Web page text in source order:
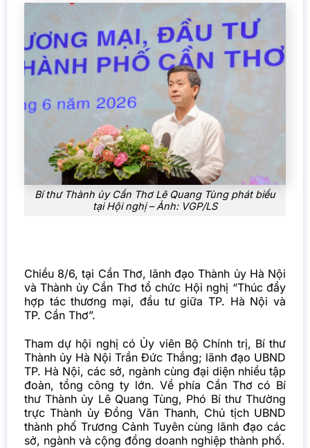
Bí thư Thành ủy Cần Thơ Lê Quang Tùng phát biểu
tại Hội nghị – Ảnh: VGP/LS
Chiều 8/6, tại Cần Thơ, lãnh đạo Thành ủy Hà Nội
và Thành ủy Cần Thơ tổ chức Hội nghị “Thúc đẩy
hợp tác thương mại, đầu tư giữa TP. Hà Nội và
TP. Cần Thơ”.
Tham dự hội nghị có Ủy viên Bộ Chính trị, Bí thư
Thành ủy Hà Nội Trần Đức Thắng; lãnh đạo UBND
TP. Hà Nội, các sở, ngành cùng đại diện nhiều tập
đoàn, tổng công ty lớn. Về phía Cần Thơ có Bí
thư Thành ủy Lê Quang Tùng, Phó Bí thư Thường
trực Thành ủy Đồng Văn Thanh, Chủ tịch UBND
thành phố Trương Cảnh Tuyên cùng lãnh đạo các
sở, ngành và cộng đồng doanh nghiệp thành phố.